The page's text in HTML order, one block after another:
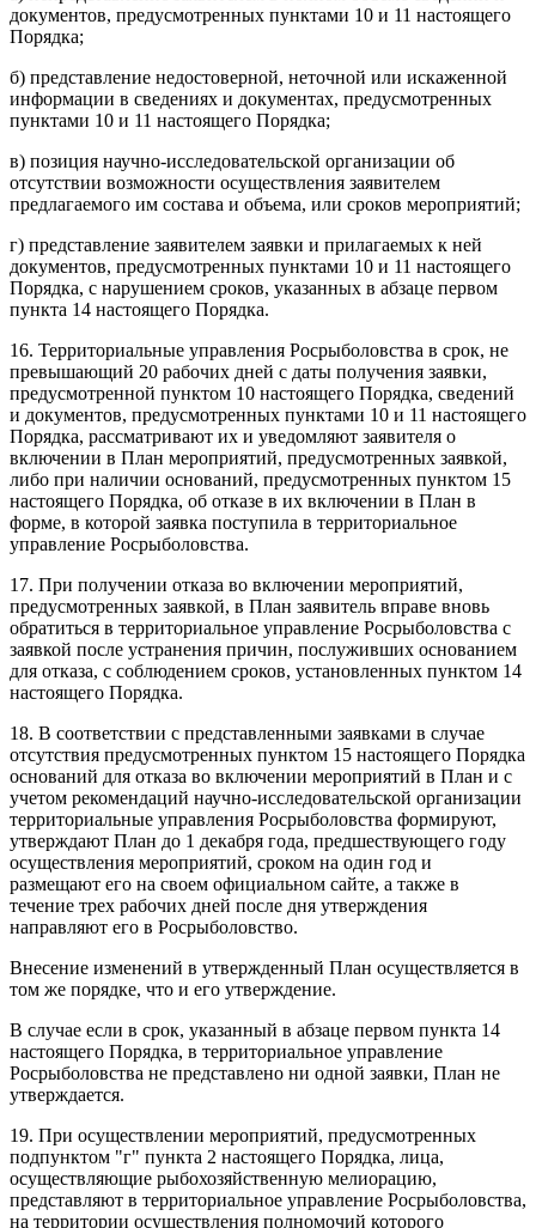
документов, предусмотренных пунктами 10 и 11 настоящего
Порядка;
б) представление недостоверной, неточной или искаженной
информации в сведениях и документах, предусмотренных
пунктами 10 и 11 настоящего Порядка;
в) позиция научно-исследовательской организации об
отсутствии возможности осуществления заявителем
предлагаемого им состава и объема, или сроков мероприятий;
г) представление заявителем заявки и прилагаемых к ней
документов, предусмотренных пунктами 10 и 11 настоящего
Порядка, с нарушением сроков, указанных в абзаце первом
пункта 14 настоящего Порядка.
16. Территориальные управления Росрыболовства в срок, не
превышающий 20 рабочих дней с даты получения заявки,
предусмотренной пунктом 10 настоящего Порядка, сведений
и документов, предусмотренных пунктами 10 и 11 настоящего
Порядка, рассматривают их и уведомляют заявителя о
включении в План мероприятий, предусмотренных заявкой,
либо при наличии оснований, предусмотренных пунктом 15
настоящего Порядка, об отказе в их включении в План в
форме, в которой заявка поступила в территориальное
управление Росрыболовства.
17. При получении отказа во включении мероприятий,
предусмотренных заявкой, в План заявитель вправе вновь
обратиться в территориальное управление Росрыболовства с
заявкой после устранения причин, послуживших основанием
для отказа, с соблюдением сроков, установленных пунктом 14
настоящего Порядка.
18. В соответствии с представленными заявками в случае
отсутствия предусмотренных пунктом 15 настоящего Порядка
оснований для отказа во включении мероприятий в План и с
учетом рекомендаций научно-исследовательской организации
территориальные управления Росрыболовства формируют,
утверждают План до 1 декабря года, предшествующего году
осуществления мероприятий, сроком на один год и
размещают его на своем официальном сайте, а также в
течение трех рабочих дней после дня утверждения
направляют его в Росрыболовство.
Внесение изменений в утвержденный План осуществляется в
том же порядке, что и его утверждение.
В случае если в срок, указанный в абзаце первом пункта 14
настоящего Порядка, в территориальное управление
Росрыболовства не представлено ни одной заявки, План не
утверждается.
19. При осуществлении мероприятий, предусмотренных
подпунктом "г" пункта 2 настоящего Порядка, лица,
осуществляющие рыбохозяйственную мелиорацию,
представляют в территориальное управление Росрыболовства,
на территории осуществления полномочий которого